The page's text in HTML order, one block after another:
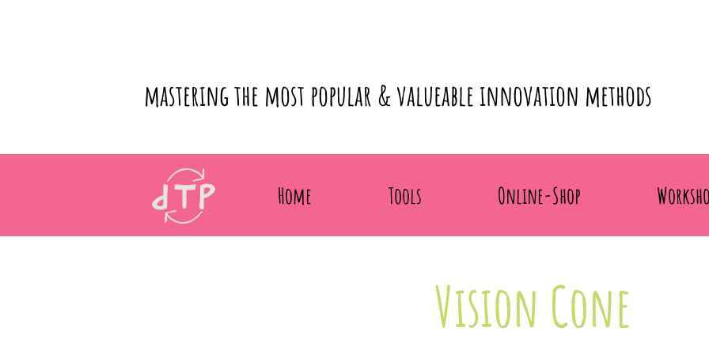
mastering the most popular & valueable innovation methods
Home Tools Online-Shop
Vision Cone